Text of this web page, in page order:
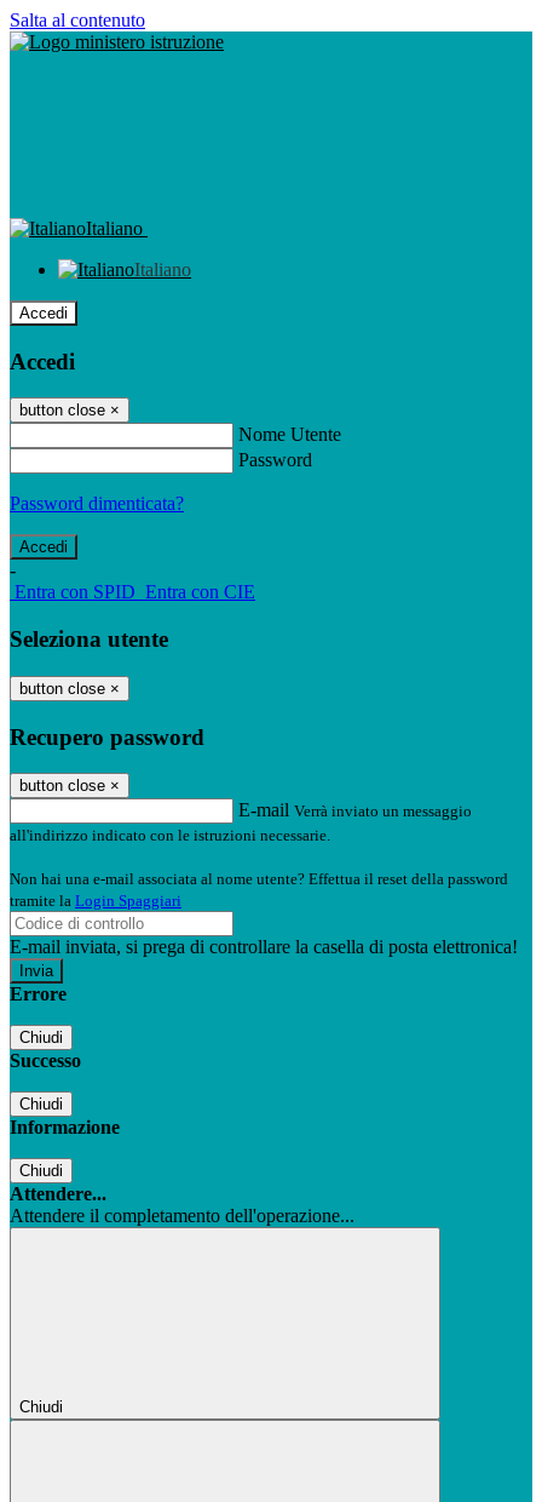
Salta al contenuto
Italiano
Italiano
Accedi
Accedi
button close ×
Nome Utente
Password
Password dimenticata?
-
Entra con SPID Entra con CIE
Seleziona utente
button close ×
Recupero password
button close ×
E-mail Verrà inviato un messaggio
all'indirizzo indicato con le istruzioni necessarie.
Non hai una e-mail associata al nome utente? Effettua il reset della password
tramite la Login Spaggiari
E-mail inviata, si prega di controllare la casella di posta elettronica!
Errore
Chiudi
Successo
Chiudi
Informazione
Chiudi
Attendere...
Attendere il completamento dell'operazione...
Chiudi